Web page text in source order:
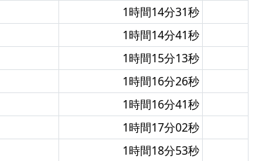
1時間14分31秒
1時間14分41秒
1時間15分13秒
1時間16分26秒
1時間16分41秒
1時間17分02秒
1時間18分53秒